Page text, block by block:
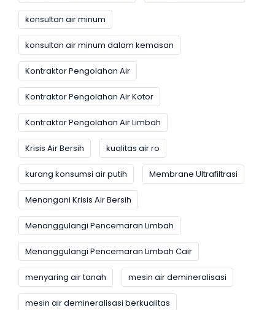
konsultan air minum
konsultan air minum dalam kemasan
Kontraktor Pengolahan Air
Kontraktor Pengolahan Air Kotor
Kontraktor Pengolahan Air Limbah
Krisis Air Bersih kualitas air ro
kurang konsumsi air putih Membrane Ultrafiltrasi
Menangani Krisis Air Bersih
Menanggulangi Pencemaran Limbah
Menanggulangi Pencemaran Limbah Cair
menyaring air tanah mesin air demineralisasi
mesin air demineralisasi berkualitas